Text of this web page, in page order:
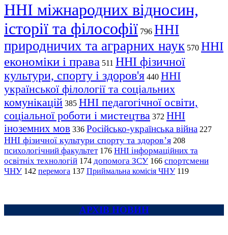
ННІ міжнародних відносин,
історії та філософії 796 ННІ
природничих та аграрних наук 570 ННІ
економіки і права 511 ННІ фізичної
культури, спорту і здоров'я 440 ННІ
української філології та соціальних
комунікацій 385 ННІ педагогічної освіти,
соціальної роботи і мистецтва 372 ННІ
іноземних мов 336 Російсько-українська війна 227
ННІ фізичної культури спорту та здоров’я 208
психологічний факультет 176 ННІ інформаційних та
освітніх технологій 174 допомога ЗСУ 166 спортсмени
ЧНУ 142 перемога 137 Приймальна комісія ЧНУ 119
АРХІВ НОВИН